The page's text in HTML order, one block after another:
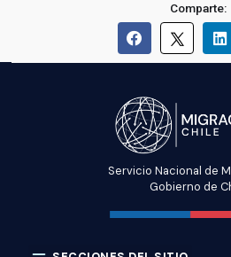
Comparte:
Servicio Nacional de
Gobierno de